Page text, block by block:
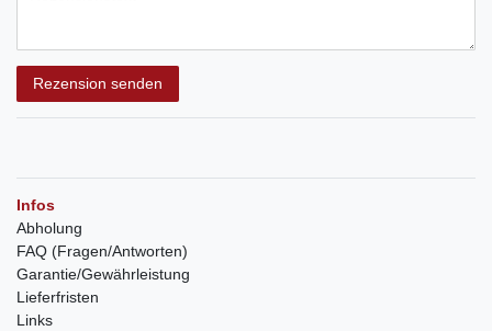
Rezension senden
Infos
Abholung
FAQ (Fragen/Antworten)
Garantie/Gewährleistung
Lieferfristen
Links